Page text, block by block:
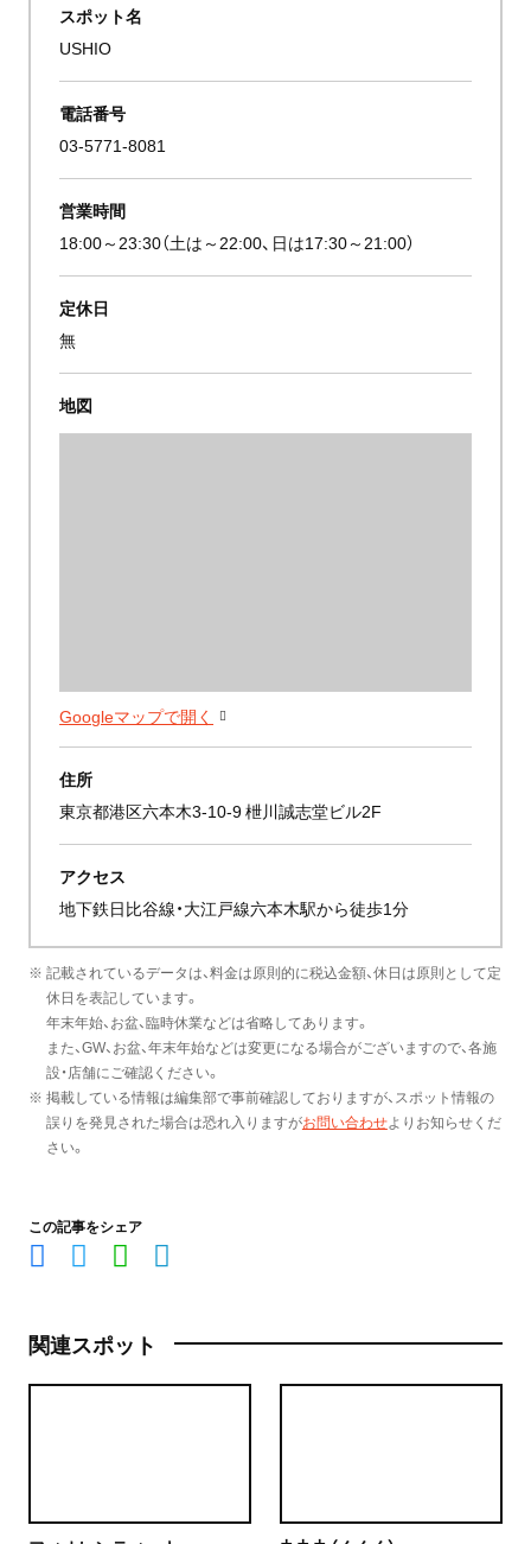
スポット名
USHIO
電話番号
03-5771-8081
営業時間
18:00～23:30（土は～22:00、日は17:30～21:00）
定休日
無
地図
Googleマップで開く
住所
東京都港区六本木3-10-9 枻川誠志堂ビル2F
アクセス
地下鉄日比谷線・大江戸線六本木駅から徒歩1分
※ 記載されているデータは、料金は原則的に税込金額、休日は原則として定
休日を表記しています。
年末年始、お盆、臨時休業などは省略してあります。
また、GW、お盆、年末年始などは変更になる場合がございますので、各施
設・店舗にご確認ください。
※ 掲載している情報は編集部で事前確認しておりますが、スポット情報の
誤りを発見された場合は恐れ入りますがお問い合わせよりお知らせくだ
さい。
この記事をシェア
関連スポット